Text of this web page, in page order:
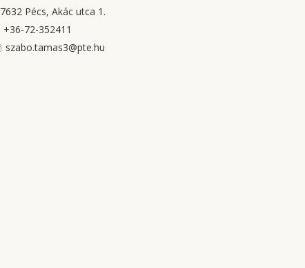
7632 Pécs, Akác utca 1.
+36-72-352411
szabo.tamas3@pte.hu